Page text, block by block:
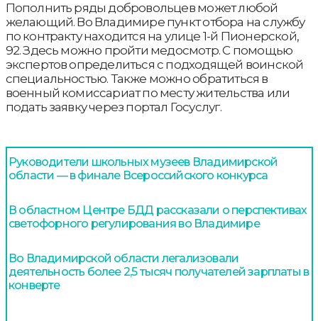
Пополнить ряды добровольцев может любой
желающий. Во Владимире пункт отбора на службу
по контракту находится на улице 1-й Пионерской,
92. Здесь можно пройти медосмотр. С помощью
экспертов определиться с подходящей воинской
специальностью. Также можно обратиться в
военный комиссариат по месту жительства или
подать заявку через портал Госуслуг.
Руководители школьных музеев Владимирской
области — в финале Всероссийского конкурса
В областном Центре БДД рассказали о перспективах
светофорного регулирования во Владимире
Во Владимирской области легализовали
деятельность более 2,5 тысяч получателей зарплаты в
конверте